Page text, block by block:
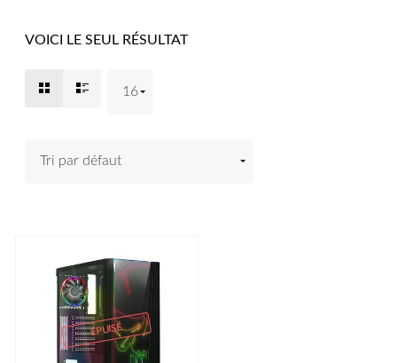
VOICI LE SEUL RÉSULTAT
ÉPUISÉ